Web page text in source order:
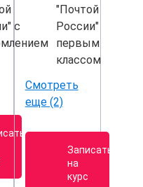
с
"Почтой
России"
первым
классом
Смотреть
еще (2)
Записаться
на
курс